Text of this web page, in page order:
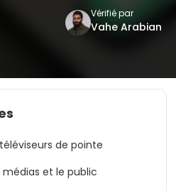
Vérifié par
Vahe Arabian
de pointe
médias et le public